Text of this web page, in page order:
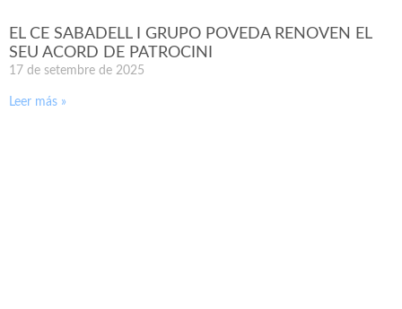
EL CE SABADELL I GRUPO POVEDA RENOVEN EL
SEU ACORD DE PATROCINI
17 de setembre de 2025
Leer más »